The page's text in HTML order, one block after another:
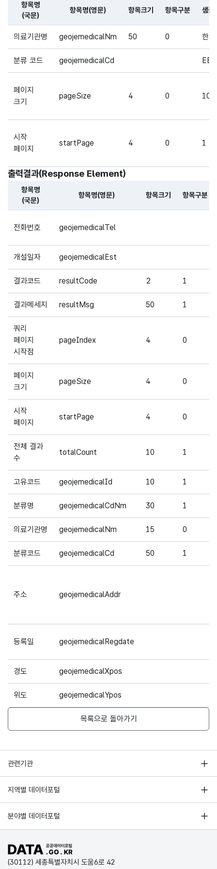
해당 오픈API의 요청변수(Request Parameter) 항목에 대한
항목명
(국문)
항목명(영문) 항목크기 항목구분 샘플
의료기관명 geojemedicalNm 50 0 한
분류 코드 geojemedicalCd EE
페이지
크기
pageSize 4 0 10
시작
페이지
startPage 4 0 1
출력결과(Response Element)
항목명
(국문)
항목명(영문) 항목크기 항목구분
전화번호 geojemedicalTel
개설일자 geojemedicalEst
결과코드 resultCode 2 1
결과메세지 resultMsg 50 1
쿼리
페이지
시작점
pageIndex 4 0
페이지
크기
pageSize 4 0
시작
페이지
startPage 4 0
전체 결과
수
totalCount 10 1
고유코드 geojemedicalId 10 1
분류명 geojemedicalCdNm 30 1
의료기관명 geojemedicalNm 15 0
분류코드 geojemedicalCd 50 1
주소 geojemedicalAddr
등록일 geojemedicalRegdate
경도 geojemedicalXpos
위도 geojemedicalYpos
목록으로 돌아가기
관련기관
행정안전부
한국지능정보사회진흥원
국가정보자원관리원
지역별 데이터포털
서울 열린데이터광장
경기데이터드림
D-데이터허브
인천데이터포털
분야별 데이터포털
기상자료개방포털
국토교통부 공간정보오픈플랫폼
환경부 환경데이터포털
공공데이터포털 바로가기
(30112) 세종특별자치시 도움6로 42